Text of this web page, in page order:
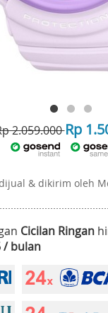
2.059.000Rp
& dikirim oleh
Cicilan Ringan
/ bulan